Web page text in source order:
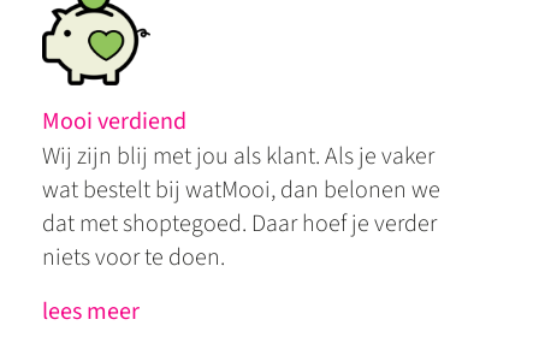
Mooi verdiend
Wij zijn blij met jou als klant. Als je vaker
wat bestelt bij watMooi, dan belonen we
dat met shoptegoed. Daar hoef je verder
niets voor te doen.
lees meer